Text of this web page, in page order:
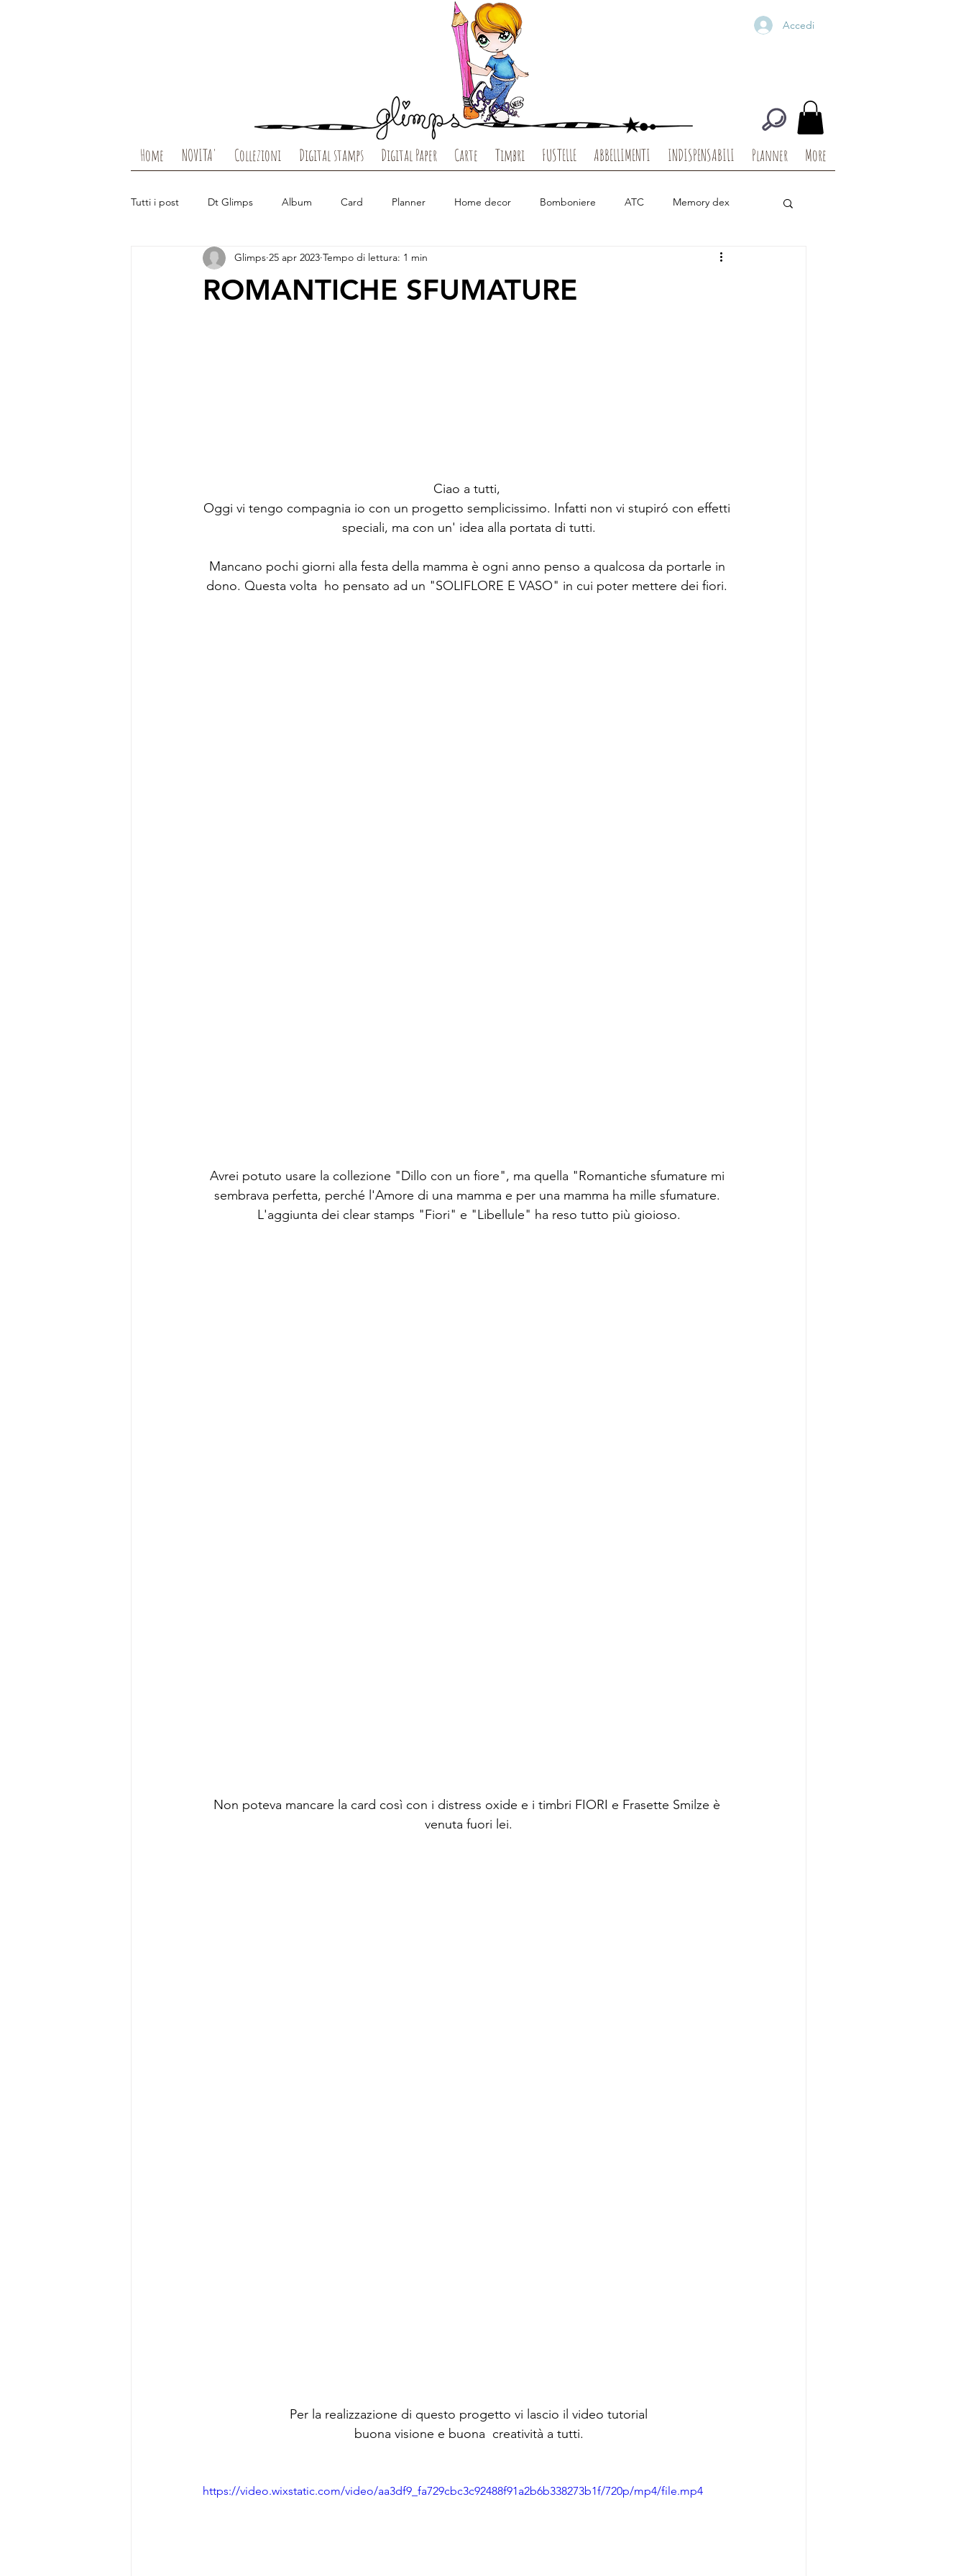
Accedi
Home NOVITA' Collezioni Digital stamps Digital Paper Carte Timbri FUSTELLE ABBELLIMENTI INDISPENSABILI Planner More
Tutti i post Dt Glimps Album Card Planner Home decor Bomboniere ATC Memory dex
Packaging Guest Design Tutorial Carte Die Cuts
ROMANTICHE SFUMATURE
Glimps 25 apr 2023 Tempo di lettura: 1 min
Ciao a tutti,
Oggi vi tengo compagnia io con un progetto semplicissimo. Infatti non vi stupiró con effetti
speciali, ma con un' idea alla portata di tutti.
Mancano pochi giorni alla festa della mamma è ogni anno penso a qualcosa da portarle in
dono. Questa volta  ho pensato ad un "SOLIFLORE E VASO" in cui poter mettere dei fiori.
Avrei potuto usare la collezione "Dillo con un fiore", ma quella "Romantiche sfumature mi
sembrava perfetta, perché l'Amore di una mamma e per una mamma ha mille sfumature.
L'aggiunta dei clear stamps "Fiori" e "Libellule" ha reso tutto più gioioso.
Non poteva mancare la card così con i distress oxide e i timbri FIORI e Frasette Smilze è
venuta fuori lei.
Per la realizzazione di questo progetto vi lascio il video tutorial
buona visione e buona  creatività a tutti.
https://video.wixstatic.com/video/aa3df9_fa729cbc3c92488f91a2b6b338273b1f/720p/mp4/file.mp4